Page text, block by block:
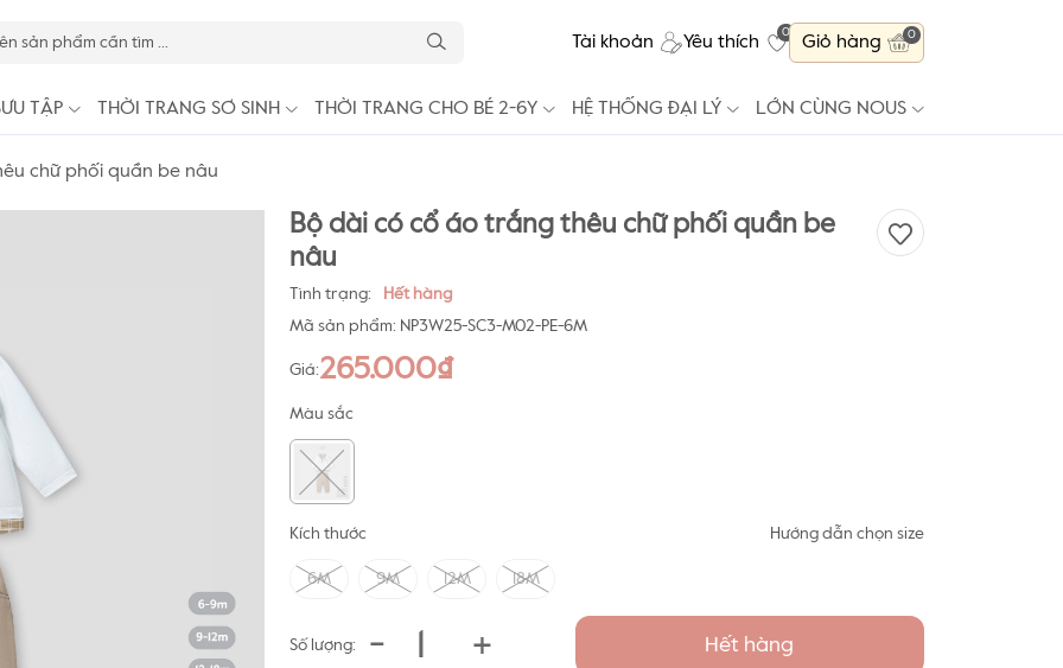
Tài khoản Yêu thích
0
Giỏ hàng 0
TẬP THỜI TRANG SƠ SINH THỜI TRANG CHO BÉ 2-6Y HỆ THỐNG ĐẠI LÝ LỚN CÙNG NOUS
chữ phối quần be nâu
Bộ dài có cổ áo trắng thêu chữ phối quần be
nâu
Tình trạng:
Hết hàng
Mã sản phẩm: NP3W25-SC3-M02-PE-6M
Giá:265.000₫
Màu sắc
Kích thước Hướng dẫn chọn size
6M 9M 12M 18M
Số lượng: - + Hết hàng